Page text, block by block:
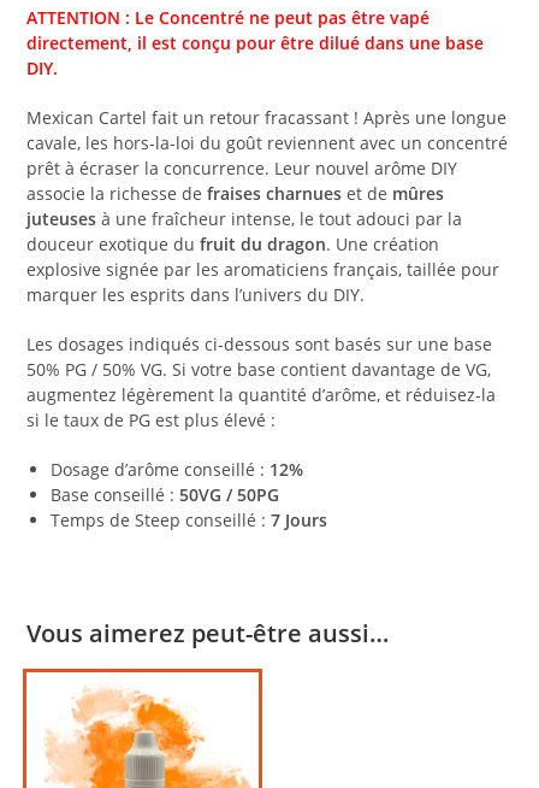
ATTENTION : Le Concentré ne peut pas être vapé
directement, il est conçu pour être dilué dans une base
DIY.
Mexican Cartel fait un retour fracassant ! Après une longue
cavale, les hors-la-loi du goût reviennent avec un concentré
prêt à écraser la concurrence. Leur nouvel arôme DIY
associe la richesse defraises charnues et de mûres
juteuses à une fraîcheur intense, le tout adouci par la
douceur exotique dufruit du dragon. Une création
explosive signée par les aromaticiens français, taillée pour
marquer les esprits dans l’univers du DIY.
Les dosages indiqués ci-dessous sont basés sur une base
50% PG / 50% VG. Si votre base contient davantage de VG,
augmentez légèrement la quantité d’arôme, et réduisez-la
si le taux de PG est plus élevé :
Dosage d’arôme conseillé : 12%
Base conseillé :50VG / 50PG
Temps de Steep conseillé :7 Jours
Vous aimerez peut-être aussi…